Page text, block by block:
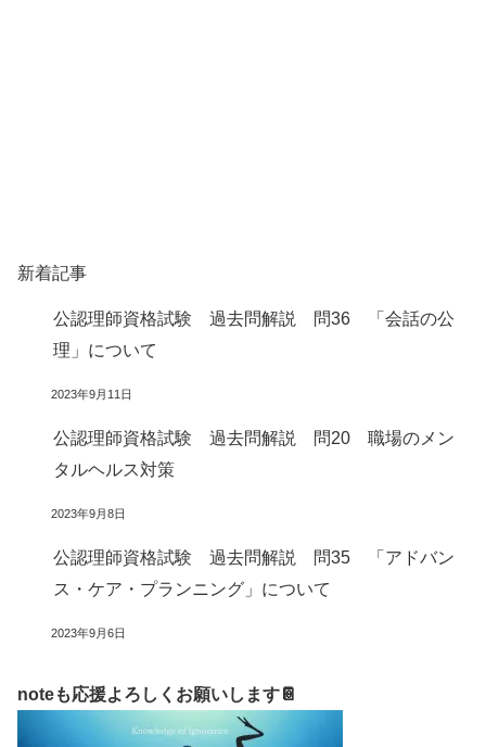
新着記事
公認理師資格試験 過去問解説 問36 「会話の公
理」について
2023年9月11日
公認理師資格試験 過去問解説 問20 職場のメン
タルヘルス対策
2023年9月8日
公認理師資格試験 過去問解説 問35 「アドバン
ス・ケア・プランニング」について
2023年9月6日
noteも応援よろしくお願いします📔